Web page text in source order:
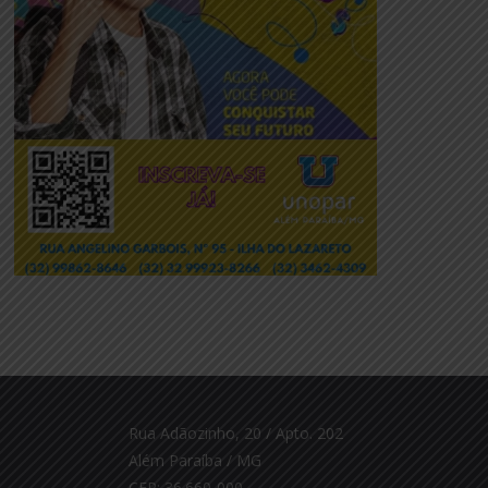
Rua Adãozinho, 20 / Apto. 202
Além Paraíba / MG